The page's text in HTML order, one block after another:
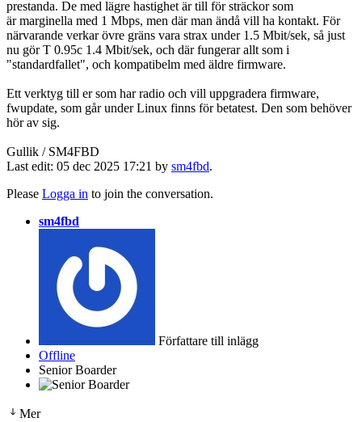
prestanda. De med lägre hastighet är till för sträckor som
är marginella med 1 Mbps, men där man ändå vill ha kontakt. För
närvarande verkar övre gräns vara strax under 1.5 Mbit/sek, så just
nu gör T 0.95c 1.4 Mbit/sek, och där fungerar allt som i
"standardfallet", och kompatibelm med äldre firmware.
Ett verktyg till er som har radio och vill uppgradera firmware,
fwupdate, som går under Linux finns för betatest. Den som behöver
hör av sig.
Gullik / SM4FBD
Last edit: 05 dec 2025 17:21 by sm4fbd.
Please Logga in to join the conversation.
sm4fbd
Författare till inlägg
Offline
Senior Boarder
Mer